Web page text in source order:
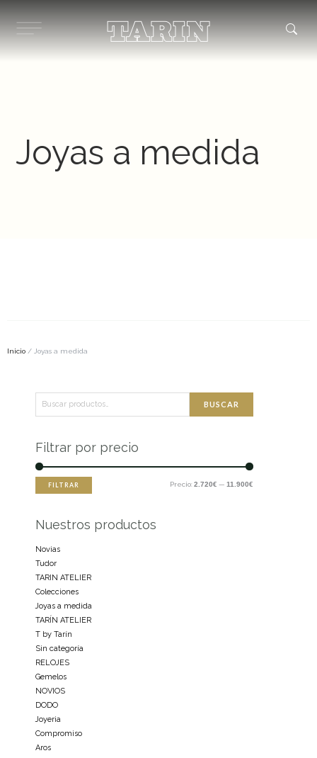
contenido
Joyas a medida
Inicio / Joyas a medida
por:
BUSCAR
Filtrar por precio
FILTRAR Precio: 2.720€ — 11.900€
Nuestros productos
Novias
Tudor
TARIN ATELIER
Colecciones
Joyas a medida
TARÍN ATELIER
T by Tarín
Sin categoría
RELOJES
Gemelos
NOVIOS
DODO
Joyeria
Compromiso
Aros